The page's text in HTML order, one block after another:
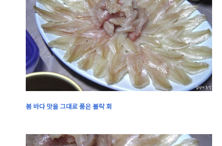
봄 바다 맛을 그대로 품은 볼락 회